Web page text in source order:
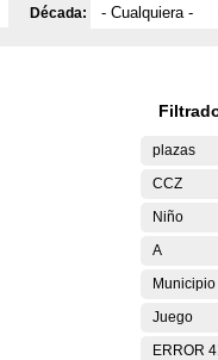
Década:
plazas
CCZ
Niño
A
Municipio
Juego
ERROR